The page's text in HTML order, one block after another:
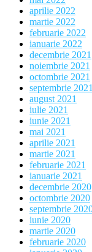
aprilie 2022
martie 2022
februarie 2022
ianuarie 2022
decembrie 2021
noiembrie 2021
octombrie 2021
septembrie 2021
august 2021
iulie 2021
iunie 2021
mai 2021
aprilie 2021
martie 2021
februarie 2021
ianuarie 2021
decembrie 2020
octombrie 2020
septembrie
iunie 2020
martie 2020
februarie 2020